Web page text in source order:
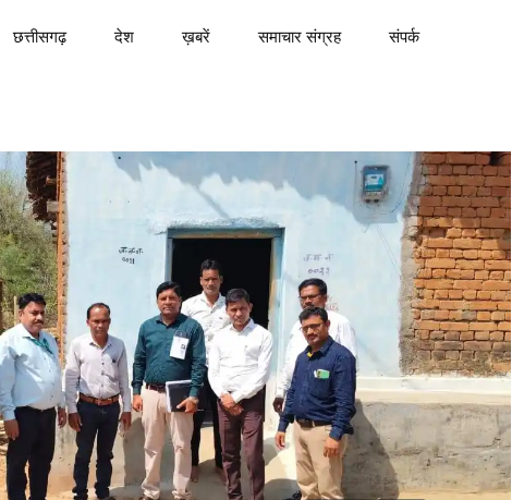
छत्तीसगढ़ देश ख़बरें समाचार संग्रह संपर्क